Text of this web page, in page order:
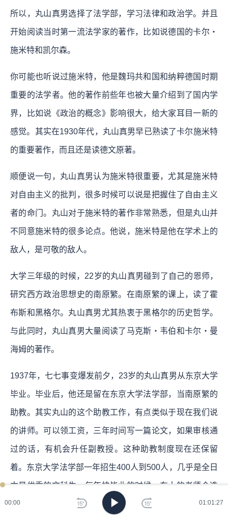
00:00 01:01:27
所以，丸山真男选择了法学部，学习法律和政治学。并且
开始阅读当时第一流法学家的著作，比如说德国的卡尔・
施米特和凯尔森。
你可能也听说过施米特，他是魏玛共和国和纳粹德国时期
重要的法学者。他的著作前些年也被大量介绍到了国内学
界，比如说《政治的概念》影响很大，给大家耳目一新的
感觉。其实在1930年代，丸山真男早已熟读了卡尔施米特
的重要著作，而且还是读德文原著。
顺便说一句，丸山真男认为施米特很重要，尤其是施米特
对自由主义的批判，很多时候可以说是把握住了自由主义
者的命门。丸山对于施米特的著作非常熟悉，但是丸山并
不同意施米特的很多论点。他说，施米特是他在学术上的
敌人，是可敬的敌人。
大学三年级的时候，22岁的丸山真男碰到了自己的恩师，
研究西方政治思想史的南原繁。在南原繁的课上，读了霍
布斯和黑格尔。丸山真男尤其热衷于黑格尔的历史哲学。
与此同时，丸山真男大量阅读了马克斯・韦伯和卡尔・曼
海姆的著作。
1937年，七七事变爆发前夕，23岁的丸山真男从东京大学
毕业。毕业后，他还是留在东京大学法学部，当南原繁的
助教。其实丸山的这个助教工作，有点类似于现在我们说
的讲师。可以领工资，三年时间写一篇论文，如果审核通
过的话，有机会升任副教授。这种助教制度现在还保留
着。东京大学法学部一年招生400人到500人，几乎是全日
本最优秀的文科生。每年快毕业的时候，东大的老师会选
择最优秀，最有希望的学生当助教，多的时候10名，少的